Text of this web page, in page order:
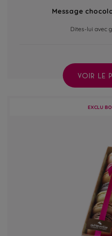
Message
Dites-lui avec
VOIR LE
EXCLU